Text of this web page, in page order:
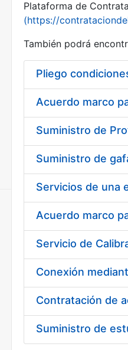
Erakutsi/Ezkutatu
Erakutsi/Ezkutatu
Erakutsi/Ezkutatu
Erakutsi/Ezkutatu
Plataforma de
(https://
También podrá
Pliego
Acuerdo marco
Acuerdo marco
Suministro de